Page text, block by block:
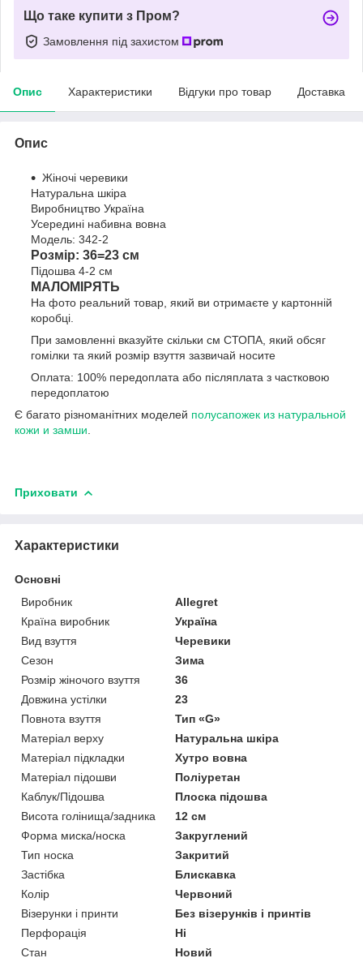
Що таке купити з Пром?
Замовлення під захистом
Опис Характеристики Відгуки про товар Доставка
Опис
Жіночі черевики
Натуральна шкіра
Виробництво Україна
Усередині набивна вовна
Модель: 342-2
Розмір: 36=23 см
Підошва 4-2 см
МАЛОМІРЯТЬ
На фото реальний товар, який ви отримаєте у картонній
коробці.
При замовленні вказуйте скільки см СТОПА, який обсяг
гомілки та який розмір взуття зазвичай носите
Оплата: 100% передоплата або післяплата з частковою
передоплатою
Є багато різноманітних моделей полусапожек из натуральной
кожи и замши
Приховати
Характеристики
Основні
Виробник
Allegret
Країна виробник
Україна
Вид взуття
Черевики
Сезон
Зима
Розмір жіночого взуття
36
Довжина устілки
23
Повнота взуття
Тип «G»
Матеріал верху
Натуральна шкіра
Матеріал підкладки
Хутро вовна
Матеріал підошви
Поліуретан
Каблук/Підошва
Плоска підошва
Висота голінища/задника
12 см
Форма миска/носка
Закруглений
Тип носка
Закритий
Застібка
Блискавка
Колір
Червоний
Візерунки і принти
Без візерунків і принтів
Перфорація
Ні
Стан
Новий